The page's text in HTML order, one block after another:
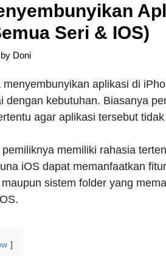
Seri & IOS)
by Doni
aplikasi di
dengan kebutuhan. Biasanya
agar aplikasi tersebut
memiliki rahasia
iOS dapat memanfaatkan
sistem folder yang